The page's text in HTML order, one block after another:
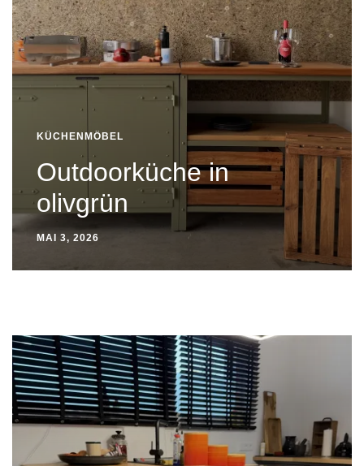
KÜCHENMÖBEL
Outdoorküche in
olivgrün
MAI 3, 2026